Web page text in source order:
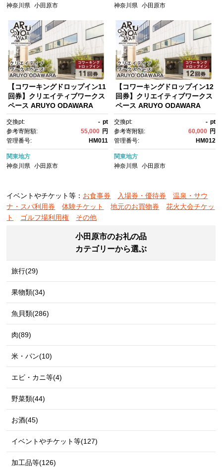
神奈川県 小田原市 神奈川県 小田原市
【コワーキングドロップイン11
回券】クリエイティブワークス
ペース ARUYO ODAWARA
交換pt: - pt
参考寄附額:
55,000 円
管理番号:
HM011
関東地方
神奈川県
小田原市
【コワーキングドロップイン12
回券】クリエイティブワークス
ペース ARUYO ODAWARA
交換pt: - pt
参考寄附額:
60,000 円
管理番号:
HM012
関東地方
神奈川県 小田原市
イベントやチケット等： お食事券 入場券・優待券
温泉・サウ
ナ・スパ利用券
体験チケット 地元のお買物券
花火大会チケッ
ト
ゴルフ場利用権 その他
小田原市のお礼の品
カテゴリーから選ぶ
旅行(29)
果物類(34)
魚貝類(286)
肉(89)
米・パン(10)
エビ・カニ等(4)
野菜類(44)
お酒(45)
イベントやチケット等(127)
加工品等(126)